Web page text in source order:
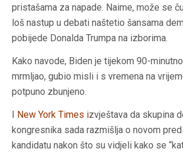
pristašama za napade. Naime, može se
loš nastup u debati naštetio šansama
pobijede Donalda Trumpa na izborima.
Kako navode, Biden je tijekom 90-
mrmljao, gubio misli i s vremena na
potpuno zbunjeno.
New York Times izvještava da skupina
kongresnika sada razmišlja o novom
kandidatu nakon što su vidjeli kako se